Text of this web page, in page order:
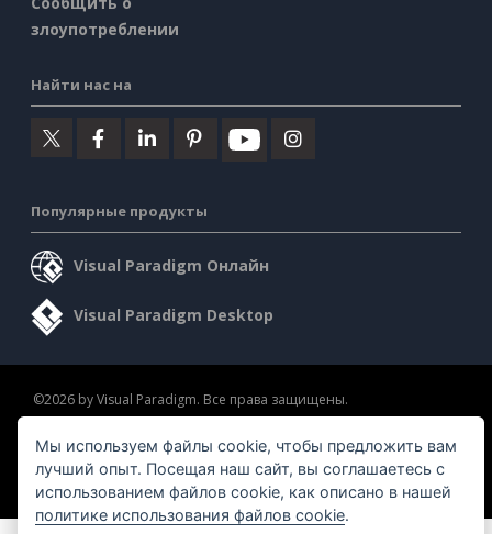
злоупотреблении
Найти нас на
Популярные продукты
Visual Paradigm Онлайн
Visual Paradigm Desktop
©2026 by Visual Paradigm. Все права защищены.
Условия предоставления услуг
AI Policy
Политика конфиденциальности
Content Guidelines
Обзор системы безопасности
Мы используем файлы cookie, чтобы предложить вам
лучший опыт. Посещая наш сайт, вы соглашаетесь с
использованием файлов cookie, как описано в нашей
политике использования файлов cookie.